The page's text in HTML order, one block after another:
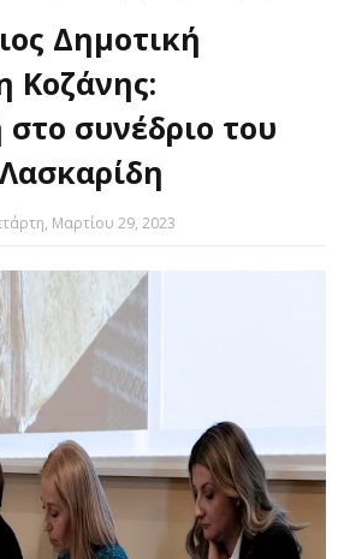
Δημοτική
Κοζάνης:
συνέδριο του
Μαρτίου 29, 2023